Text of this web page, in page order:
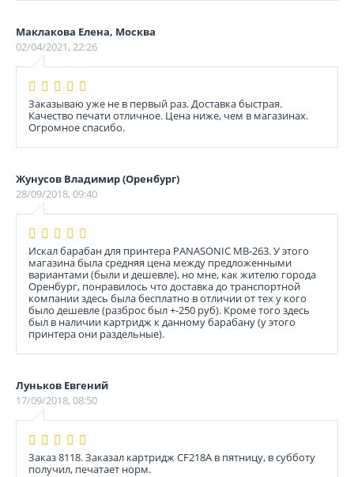
Маклакова Елена, Москва
02/04/2021, 22:26
Заказываю уже не в первый раз. Доставка быстрая.
Качество печати отличное. Цена ниже, чем в магазинах.
Огромное спасибо.
Жунусов Владимир (Оренбург)
28/09/2018, 09:40
Искал барабан для принтера PANASONIC MB-263. У этого
магазина была средняя цена между предложенными
вариантами (были и дешевле), но мне, как жителю города
Оренбург, понравилось что доставка до транспортной
компании здесь была бесплатно в отличии от тех у кого
было дешевле (разброс был +-250 руб). Кроме того здесь
был в наличии картридж к данному барабану (у этого
принтера они раздельные).
Луньков Евгений
17/09/2018, 08:50
Заказ 8118. Заказал картридж CF218A в пятницу, в субботу
получил, печатает норм.